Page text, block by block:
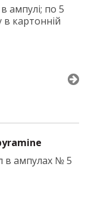
ампулі; по 5
в картонній
в ампулах № 5